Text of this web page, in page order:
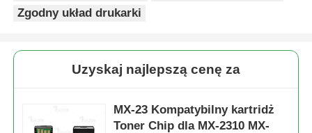
Ostrzejszy chip
Części do drukarek i kopiarki
Zgodny układ drukarki
Uzyskaj najlepszą cenę za
MX-23 Kompatybilny kartridż
Toner Chip dla MX-2310 MX-